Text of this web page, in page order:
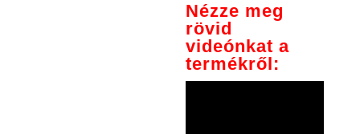
Nézze meg
rövid
videónkat a
termékről: